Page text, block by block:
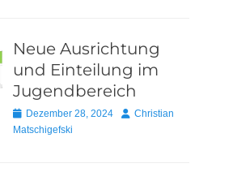
Neue Ausrichtung
und Einteilung im
Jugendbereich
Posted
on
Dezember 28, 2024 AutorChristian
Matschigefski